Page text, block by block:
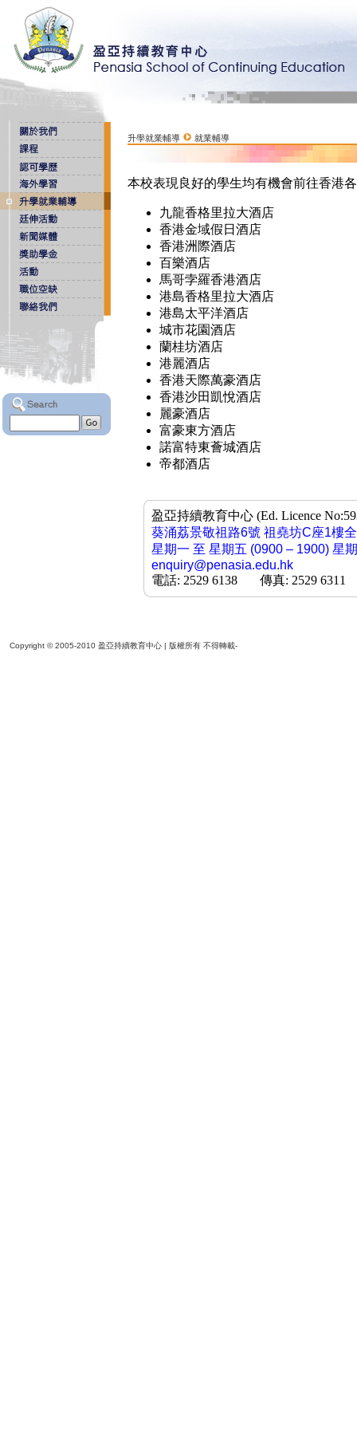
升學就業輔導 就業輔導
本校表現良好的學生均有機會前往香港
九龍香格里拉大酒店
香港金域假日酒店
香港洲際酒店
百樂酒店
馬哥孛羅香港酒店
港島香格里拉大酒店
港島太平洋酒店
城市花園酒店
蘭桂坊酒店
港麗酒店
香港天際萬豪酒店
香港沙田凱悅酒店
麗豪酒店
富豪東方酒店
諾富特東薈城酒店
帝都酒店
盈亞持續教育中心 (Ed. Licence
葵涌荔景敬祖路6號 祖堯坊C座1樓
星期一 至 星期五 (0900 – 1900) 星
enquiry@penasia.edu.hk
電話: 2529 6138 傳真: 2529 6311
Copyright © 2005-2010 盈亞持續教育中心 | 版權所有 不得轉載-